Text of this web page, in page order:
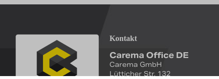
Kontakt
Carema Office DE
Carema GmbH
Lütticher Str. 132